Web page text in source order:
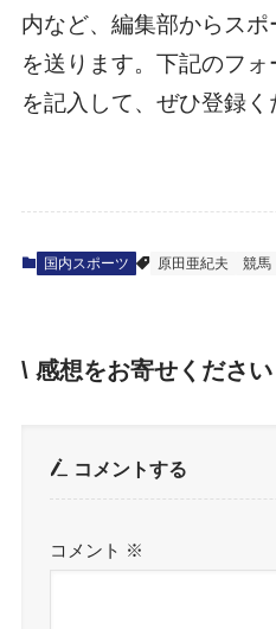
内など、編集部からス
を送ります。下記のフ
を記入して、ぜひ登録く
国内スポーツ 原田亜紀夫 競馬
\ 感想をお寄せくださ
コメントする
コメント ※